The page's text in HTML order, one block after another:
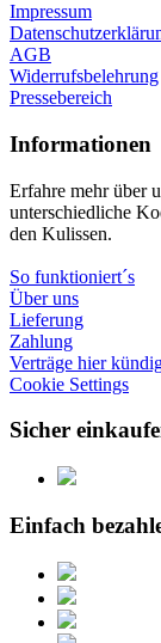
Impressum
AGB
Widerrufsbelehrung
Pressebereich
Informationen
Erfahre mehr über
unterschiedliche
den Kulissen.
So funktioniert´s
Über uns
Lieferung
Zahlung
Verträge hier
Cookie Settings
Sicher
Einfach